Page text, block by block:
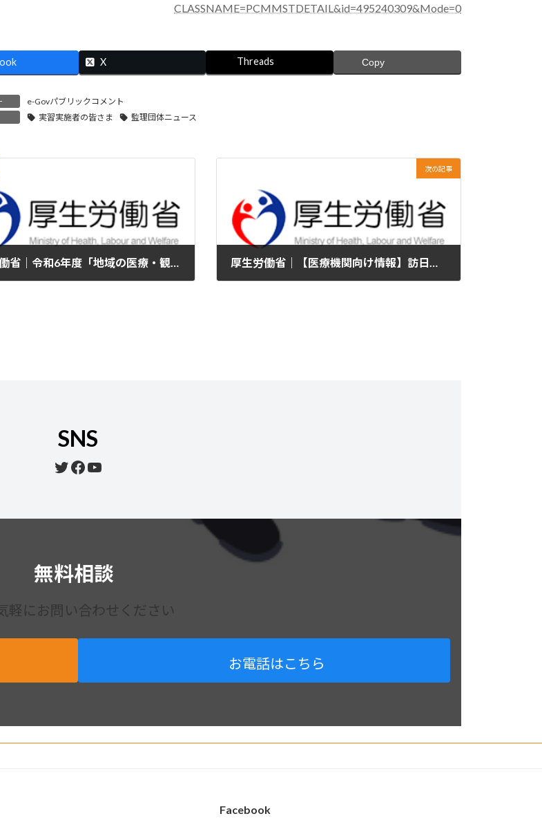
CLASSNAME=PCMMSTDETAIL&id=495240309&Mode=0
X Threads Copy
e-Govパブリックコメント
実習実施者の皆さま 監理団体ニュース
厚生労働省｜令和6年度「地域の医療・観光資源を活用した外国人受入れ推進のための調査・実証事業」成果報告会開催のお知らせ
次の記事
厚生労働省｜【医療機関向け情報】訪日外国人受診者による医療費不払い防止対策に関する講演会・報告システムに関する説明会［令和６年度第３回］を開催します
SNS
Twitter
Facebook
YouTube
無料相談
軽にお問い合わせください
お電話はこちら
Facebook